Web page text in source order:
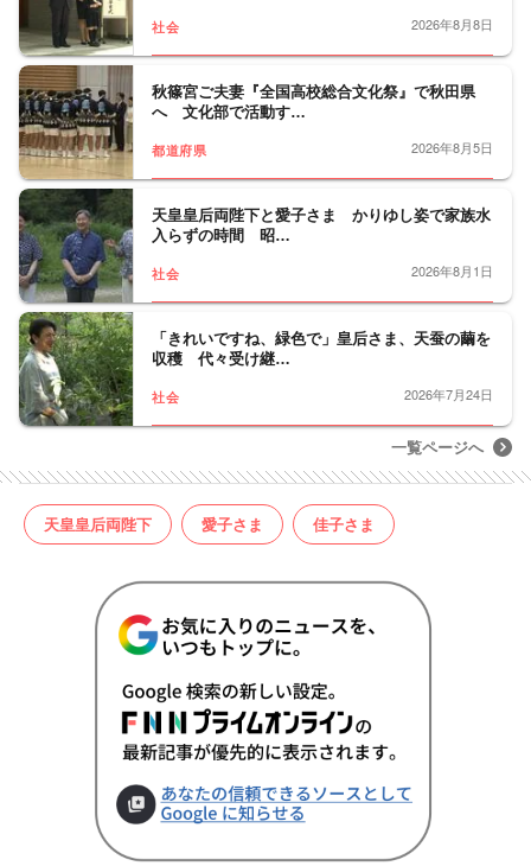
社会 2026年8月8日
秋篠宮ご夫妻『全国高校総合文化祭』で秋田県
へ 文化部で活動す…
都道府県 2026年8月5日
天皇皇后両陛下と愛子さま かりゆし姿で家族水
入らずの時間 昭…
社会 2026年8月1日
「きれいですね、緑色で」皇后さま、天蚕の繭を
収穫 代々受け継…
社会 2026年7月24日
一覧ページへ
天皇皇后両陛下 愛子さま 佳子さま